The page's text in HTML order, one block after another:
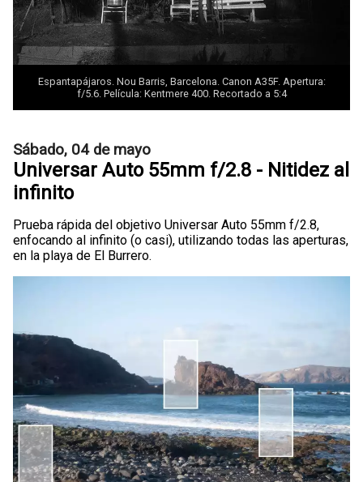
Espantapájaros. Nou Barris, Barcelona. Canon A35F. Apertura:
f/5.6. Película: Kentmere 400. Recortado a 5:4
Sábado, 04 de mayo
Universar Auto 55mm f/2.8 - Nitidez al
infinito
Prueba rápida del objetivo Universar Auto 55mm f/2.8,
enfocando al infinito (o casi), utilizando todas las aperturas,
en la playa de El Burrero.